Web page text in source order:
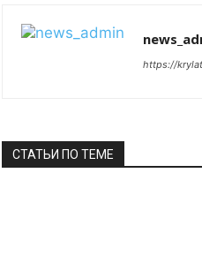
https://
СТАТЬИ ПО ТЕМЕ